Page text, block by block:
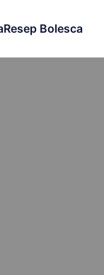
Resep Bolesca